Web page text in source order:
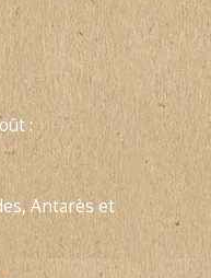
:
Antarès et